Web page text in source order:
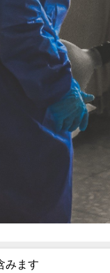
みます